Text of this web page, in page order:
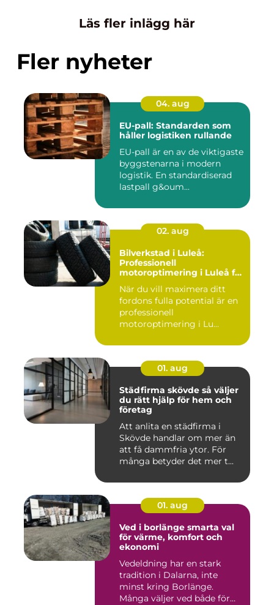
Läs fler inlägg här
Fler nyheter
04. aug
EU-pall: Standarden som
håller logistiken rullande
EU-pall är en av de viktigaste
byggstenarna i modern
logistik. En standardiserad
lastpall g&oum...
02. aug
Bilverkstad i Luleå:
Professionell
motoroptimering i Luleå för
När du vill maximera ditt
fordons fulla potential är en
professionell
motoroptimering i Lu...
01. aug
Städfirma skövde så väljer
du rätt hjälp för hem och
företag
Att anlita en städfirma i
Skövde handlar om mer än
att få dammfria ytor. För
många betyder det mer t...
01. aug
Ved i borlänge smarta val
för värme, komfort och
ekonomi
Vedeldning har en stark
tradition i Dalarna, inte
minst kring Borlänge.
Många väljer ved både för